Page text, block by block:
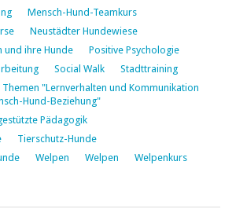
Mensch-Hund-Teamkurs
Neustädter Hundewiese
und ihre Hunde
Positive Psychologie
Social Walk
Stadttraining
"Lernverhalten und Kommunikation
Hund-Beziehung"
Pädagogik
Tierschutz-Hunde
Welpen Welpen
Welpenkurs